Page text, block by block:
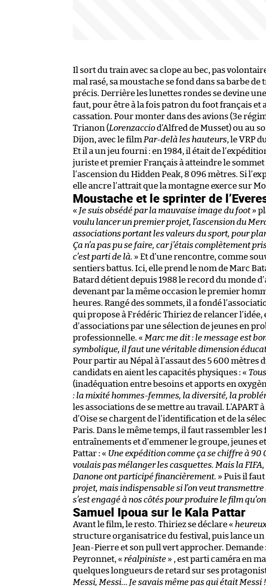
Il sort du train avec sa clope au bec, pas
mal rasé, sa moustache se fond dans sa barbe
précis. Derrière les lunettes rondes se devine
faut, pour être à la fois patron du foot français et
cassation. Pour monter dans des avions (3e
Trianon (Lorenzacciod’Alfred de Musset) ou au
Dijon, avec le film Par-delà les hauteurs, le VRP
Et il a un jeu fourni : en 1984, il était de
juriste et premier Français à atteindre le sommet
l’ascension du Hidden Peak, 8 096 mètres. Si
elle ancre l’attrait que la montagne exerce sur
Moustache et le sprinter de
« Je suis obsédé par la mauvaise image du foot»
voulu lancer un premier projet, l’ascension du
associations portant les valeurs du sport, pour
Ça n’a pas pu se faire, car j’étais complètement
c’est parti de là. » Et d’une rencontre, comme
sentiers battus. Ici, elle prend le nom de Marc
Batard détient depuis 1988 le record du monde
devenant par la même occasion le premier
heures. Rangé des sommets, il a fondé
qui propose à Frédéric Thiriez de relancer
d’associations par une sélection de jeunes en
professionnelle. « Marc me dit : le message est
symbolique, il faut une véritable dimension
Pour partir au Népal à l’assaut des 5 600 mètres
candidats en aient les capacités physiques : «
(inadéquation entre besoins et apports en
: la mixité hommes-femmes, la diversité, la
les associations de se mettre au travail. L’APART
d’Oise se chargent de l’identification et de la
Paris. Dans le même temps, il faut rassembler
entraînements et d’emmener le groupe, jeunes
Pattar : « Une expédition comme ça se chiffre à 90
voulais pas mélanger les casquettes. Mais la FIFA,
Danone ont participé financièrement. » Puis il
projet, mais indispensable si l’on veut
s’est engagé à nos côtés pour produire le film
Samuel Ipoua sur le Kala Pattar
Avant le film, le resto. Thiriez se déclare «
structure organisatrice du festival, puis lance un
Jean-Pierre et son pull vert approcher. Demande
Peyronnet, « réalpiniste » , est parti caméra en
quelques longueurs de retard sur ses
Messi, Messi… Je savais même pas qui était Messi